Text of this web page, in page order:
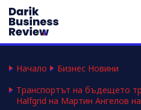
Начало
Бизнес Новини
Транспортът на бъдещето
Halfgrid на Мартин Ангелов